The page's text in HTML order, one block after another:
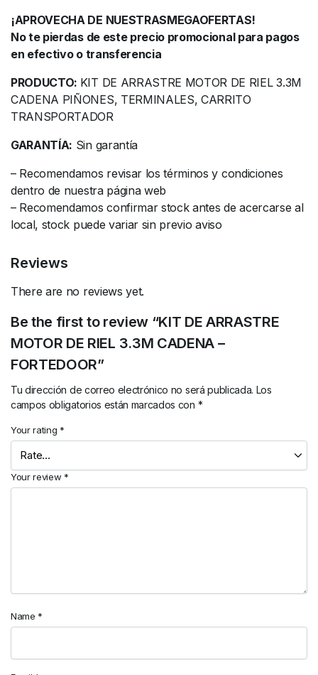
¡APROVECHA DE NUESTRASMEGAOFERTAS!
No te pierdas de este precio promocional para pagos
en efectivo o transferencia
PRODUCTO: KIT DE ARRASTRE MOTOR DE RIEL 3.3M
CADENA PIÑONES, TERMINALES, CARRITO
TRANSPORTADOR
GARANTÍA: Sin garantía
– Recomendamos revisar los términos y condiciones
dentro de nuestra página web
– Recomendamos confirmar stock antes de acercarse al
local, stock puede variar sin previo aviso
Reviews
There are no reviews yet.
Be the first to review “KIT DE ARRASTRE
MOTOR DE RIEL 3.3M CADENA –
FORTEDOOR”
Tu dirección de correo electrónico no será publicada. Los
campos obligatorios están marcados con *
Your rating *
Your review *
Name *